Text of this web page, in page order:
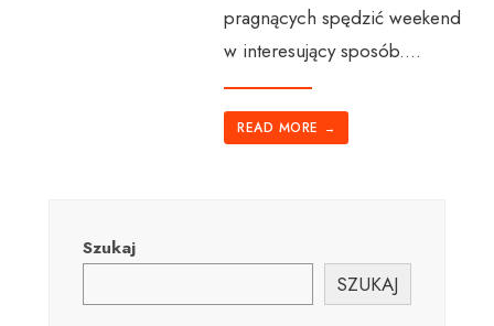
pragnących spędzić weekend
w interesujący sposób....
READ MORE →
Szukaj
SZUKAJ